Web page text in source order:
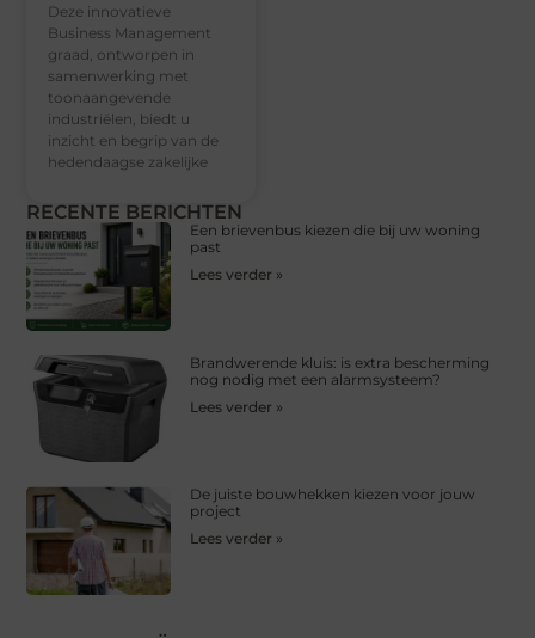
Deze innovatieve
Business Management
graad, ontworpen in
samenwerking met
toonaangevende
industriëlen, biedt u
inzicht en begrip van de
hedendaagse zakelijke
RECENTE BERICHTEN
Een brievenbus kiezen die bij uw woning
past
Lees verder »
Brandwerende kluis: is extra bescherming
nog nodig met een alarmsysteem?
Lees verder »
De juiste bouwhekken kiezen voor jouw
project
Lees verder »